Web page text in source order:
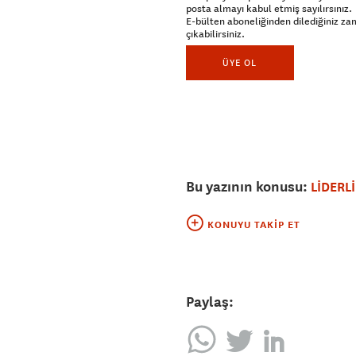
posta almayı kabul etmiş sayılırsınız.
E-bülten aboneliğinden dilediğiniz
çıkabilirsiniz.
ÜYE OL
Bu yazının konusu:
KONUYU TAKIP ET
Paylaş: